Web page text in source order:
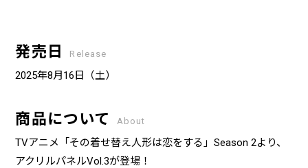
発売日 Release
2025年8月16日（土）
商品について About
TVアニメ「その着せ替え人形は恋をする」Season 2より、
アクリルパネルVol.3が登場！